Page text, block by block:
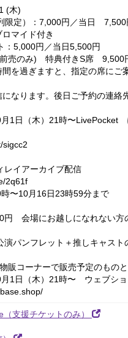
(木)
限定）：7,000円／当日
マイド付き
：5,000円／当日5,500円
前売のみ) 特典付きS席
を過ぎますと、指定の席にご
なります。後日ご予約の連絡
1日（木）21時〜
sigcc2
イアーカイブ配信
2q61f
〜10月16日23時59分まで
会場にお越しになれない方
演パンフレット＋推しキャスト
販コーナーで販売予定のものと
1日（木）21時〜 ウェブショ
支援チケットのみ）